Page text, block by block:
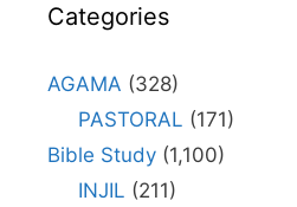
Categories
AGAMA (328)
PASTORAL (171)
Bible Study (1,100)
INJIL (211)